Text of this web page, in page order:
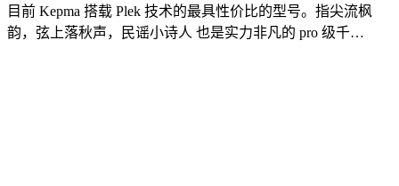
目前 Kepma 搭载 Plek 技术的最具性价比的型号。指尖流枫
韵，弦上落秋声，民谣小诗人 也是实力非凡的 pro 级千…